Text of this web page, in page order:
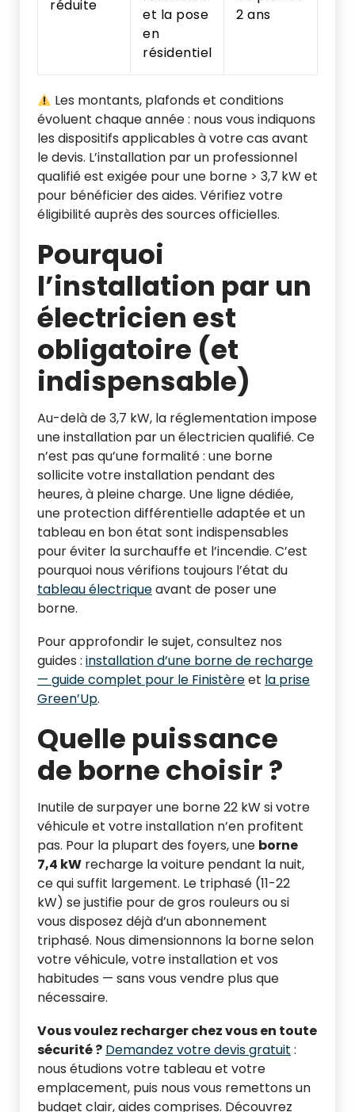
réduite
et la pose
en
résidentiel
2 ans
Les montants, plafonds et conditions
évoluent chaque année : nous vous indiquons
les dispositifs applicables à votre cas avant
le devis. L’installation par un professionnel
qualifié est exigée pour une borne > 3,7 kW et
pour bénéficier des aides. Vérifiez votre
éligibilité auprès des sources officielles.
Pourquoi
l’installation par un
électricien est
obligatoire (et
indispensable)
Au-delà de 3,7 kW, la réglementation impose
une installation par un électricien qualifié. Ce
n’est pas qu’une formalité : une borne
sollicite votre installation pendant des
heures, à pleine charge. Une ligne dédiée,
une protection différentielle adaptée et un
tableau en bon état sont indispensables
pour éviter la surchauffe et l’incendie. C’est
pourquoi nous vérifions toujours l’état du
tableau électriqueavant de poser une
borne.
Pour approfondir le sujet, consultez nos
guides : installation d’une borne de recharge
— guide complet pour le Finistèreet la prise
Green’Up.
Quelle puissance
de borne choisir ?
Inutile de surpayer une borne 22 kW si votre
véhicule et votre installation n’en profitent
pas. Pour la plupart des foyers, une borne
7,4 kW recharge la voiture pendant la nuit,
ce qui suffit largement. Le triphasé (11-22
kW) se justifie pour de gros rouleurs ou si
vous disposez déjà d’un abonnement
triphasé. Nous dimensionnons la borne selon
votre véhicule, votre installation et vos
habitudes — sans vous vendre plus que
nécessaire.
Vous voulez recharger chez vous en toute
sécurité ? Demandez votre devis gratuit :
nous étudions votre tableau et votre
emplacement, puis nous vous remettons un
budget clair, aides comprises. Découvrez